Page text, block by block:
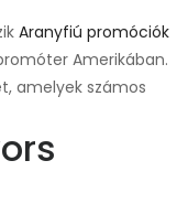
Aranyfiú promóciók
Amerikában.
amelyek számos